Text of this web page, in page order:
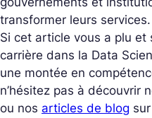
transformer leurs services.
Si cet article vous a plu et
carrière dans la Data
une montée en
n’hésitez pas à découvrir
ou nos articles de blog